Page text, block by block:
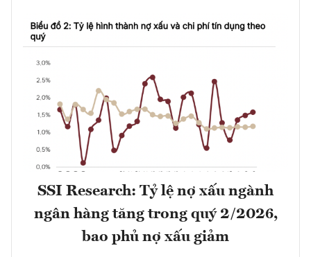
SSI Research: Tỷ lệ nợ xấu ngành
ngân hàng tăng trong quý 2/2026,
bao phủ nợ xấu giảm